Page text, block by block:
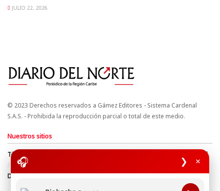
🎧 ❯ ×
JULIO 22, 2026
© 2023 Derechos reservados a Gámez Editores - Sistema Cardenal
S.A.S. - Prohibida la reproducción parcial o total de este medio.
Nuestros sitios
Términos y Condiciones
Derechos de Autor y Propiedad Intelectual
Política de uso de cookies
Política de Tratamiento de Datos
Directrices Editoriales